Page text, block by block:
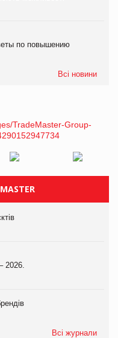
по повышению
Всі новини
2026.
Всі журнали